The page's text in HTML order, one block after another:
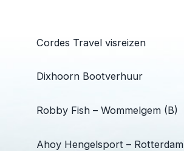
Cordes Travel visreizen
Dixhoorn Bootverhuur
Robby Fish – Wommelgem (B)
Ahoy Hengelsport – Rotterdam